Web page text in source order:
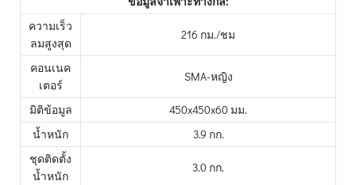
ความเร็ว
ลมสูงสุด
216 กม./ชม
คอนเนค
เตอร์
SMA-หญิง
มิติข้อมูล
450x450x60 มม.
น้ำหนัก
3.9 กก.
ชุดติดตั้ง
น้ำหนัก
3.0 กก.